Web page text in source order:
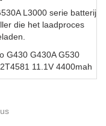
L3000 serie batterij
die het laadproces
G430 G430A G530
11.1V 4400mah